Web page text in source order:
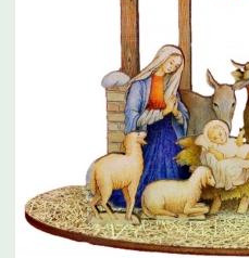
Räucherfiguren